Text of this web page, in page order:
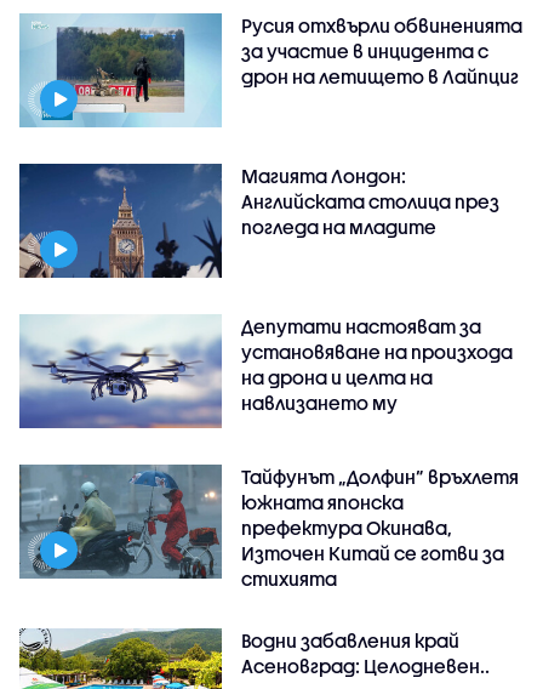
Русия отхвърли обвиненията
за участие в инцидента с
дрон на летището в Лайпциг
Магията Лондон:
Английската столица през
погледа на младите
Депутати настояват за
установяване на произхода
на дрона и целта на
навлизането му
Тайфунът „Долфин” връхлетя
южната японска
префектура Окинава,
Източен Китай се готви за
стихията
Водни забавления край
Асеновград: Целодневен..